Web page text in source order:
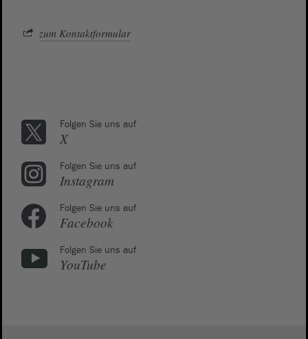
zum Kontaktformular
Folgen Sie uns auf
X
Folgen Sie uns auf
Instagram
Folgen Sie uns auf
Facebook
Folgen Sie uns auf
YouTube